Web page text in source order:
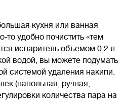
кухня или ванная
то удобно почистить «тем
испаритель объемом 0,2 л.
водой, вы можете подумать
системой удаления накипи.
(напольная, ручная,
количества пара на